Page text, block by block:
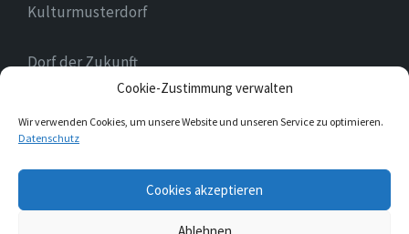
Cookie-Zustimmung verwalten
Wir verwenden Cookies, um unsere Website und unseren Service zu optimieren.
Datenschutz
Cookies akzeptieren
Ablehnen
Kulturmusterdorf
Dorf der Zukunft